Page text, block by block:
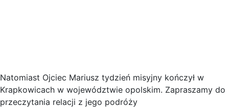
Natomiast Ojciec Mariusz tydzień misyjny kończył w
Krapkowicach w województwie opolskim. Zapraszamy do
przeczytania relacji z jego podróży